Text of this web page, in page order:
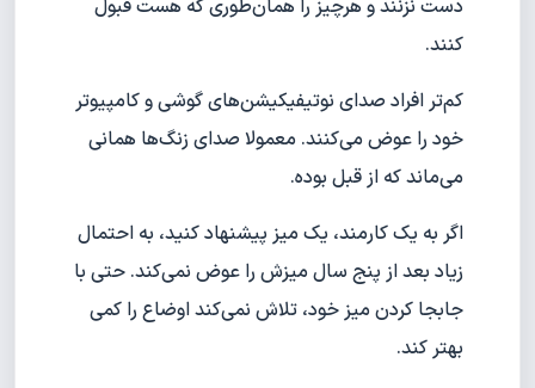
دست نزنند و هرچیز را همان‌طوری که هست قبول
کنند.
کم‌تر افراد صدای نوتیفیکیشن‌های گوشی و کامپیوتر
خود را عوض می‌کنند. معمولا صدای زنگ‌ها همانی
می‌ماند که از قبل بوده.
اگر به یک کارمند، یک میز پیشنهاد کنید، به احتمال
زیاد بعد از پنج سال میزش را عوض نمی‌کند. حتی با
جابجا کردن میز خود، تلاش نمی‌کند اوضاع را کمی
بهتر کند.